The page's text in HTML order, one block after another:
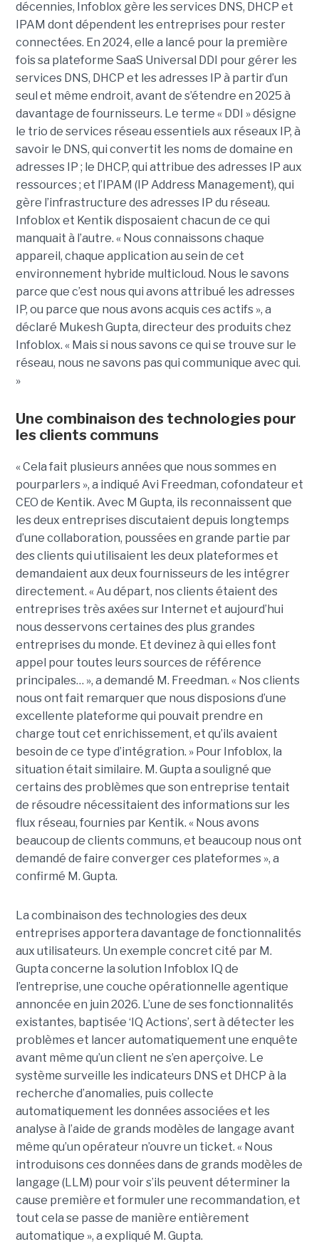
décennies, Infoblox gère les services DNS, DHCP et
IPAM dont dépendent les entreprises pour rester
connectées. En 2024, elle a lancé pour la première
fois sa plateforme SaaS Universal DDI pour gérer les
services DNS, DHCP et les adresses IP à partir d’un
seul et même endroit, avant de s’étendre en 2025 à
davantage de fournisseurs. Le terme « DDI » désigne
le trio de services réseau essentiels aux réseaux IP, à
savoir le DNS, qui convertit les noms de domaine en
adresses IP ; le DHCP, qui attribue des adresses IP aux
ressources ; et l’IPAM (IP Address Management), qui
gère l’infrastructure des adresses IP du réseau.
Infoblox et Kentik disposaient chacun de ce qui
manquait à l’autre. « Nous connaissons chaque
appareil, chaque application au sein de cet
environnement hybride multicloud. Nous le savons
parce que c’est nous qui avons attribué les adresses
IP, ou parce que nous avons acquis ces actifs », a
déclaré Mukesh Gupta, directeur des produits chez
Infoblox. « Mais si nous savons ce qui se trouve sur le
réseau, nous ne savons pas qui communique avec qui.
»
Une combinaison des technologies pour
les clients communs
« Cela fait plusieurs années que nous sommes en
pourparlers », a indiqué Avi Freedman, cofondateur et
CEO de Kentik. Avec M Gupta, ils reconnaissent que
les deux entreprises discutaient depuis longtemps
d’une collaboration, poussées en grande partie par
des clients qui utilisaient les deux plateformes et
demandaient aux deux fournisseurs de les intégrer
directement. « Au départ, nos clients étaient des
entreprises très axées sur Internet et aujourd’hui
nous desservons certaines des plus grandes
entreprises du monde. Et devinez à qui elles font
appel pour toutes leurs sources de référence
principales… », a demandé M. Freedman. « Nos clients
nous ont fait remarquer que nous disposions d’une
excellente plateforme qui pouvait prendre en
charge tout cet enrichissement, et qu’ils avaient
besoin de ce type d’intégration. » Pour Infoblox, la
situation était similaire. M. Gupta a souligné que
certains des problèmes que son entreprise tentait
de résoudre nécessitaient des informations sur les
flux réseau, fournies par Kentik. « Nous avons
beaucoup de clients communs, et beaucoup nous ont
demandé de faire converger ces plateformes », a
confirmé M. Gupta.
La combinaison des technologies des deux
entreprises apportera davantage de fonctionnalités
aux utilisateurs. Un exemple concret cité par M.
Gupta concerne la solution Infoblox IQ de
l’entreprise, une couche opérationnelle agentique
annoncée en juin 2026. L’une de ses fonctionnalités
existantes, baptisée ‘IQ Actions’, sert à détecter les
problèmes et lancer automatiquement une enquête
avant même qu’un client ne s’en aperçoive. Le
système surveille les indicateurs DNS et DHCP à la
recherche d’anomalies, puis collecte
automatiquement les données associées et les
analyse à l’aide de grands modèles de langage avant
même qu’un opérateur n’ouvre un ticket. « Nous
introduisons ces données dans de grands modèles de
langage (LLM) pour voir s’ils peuvent déterminer la
cause première et formuler une recommandation, et
tout cela se passe de manière entièrement
automatique », a expliqué M. Gupta.